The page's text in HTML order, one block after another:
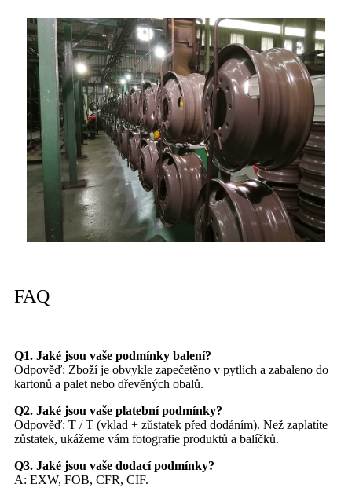
FAQ
Q1. Jaké jsou vaše podmínky balení?
Odpověď: Zboží je obvykle zapečetěno v pytlích a zabaleno do
kartonů a palet nebo dřevěných obalů.
Q2. Jaké jsou vaše platební podmínky?
Odpověď: T / T (vklad + zůstatek před dodáním). Než zaplatíte
zůstatek, ukážeme vám fotografie produktů a balíčků.
Q3. Jaké jsou vaše dodací podmínky?
A: EXW, FOB, CFR, CIF.